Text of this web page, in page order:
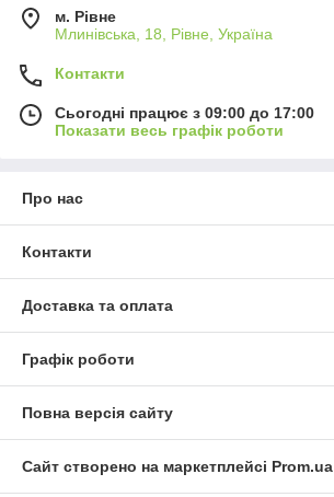
м. Рівне
Млинівська, 18, Рівне, Україна
Контакти
Сьогодні працює з 09:00 до 17:00
Показати весь графік роботи
Про нас
Контакти
Доставка та оплата
Графік роботи
Повна версія сайту
Сайт створено на маркетплейсі Prom.ua